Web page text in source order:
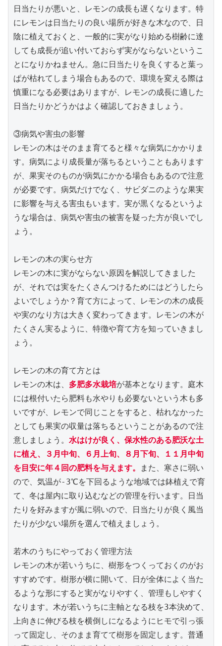
日当たりが悪いと、レモンの成長も遅くなります。特
にレモンは日当たりの良い場所が好きな木なので、日
陰に植えておくと、一般的に実がなり始める樹齢に達
しても成長が追い付いておらず実がならないというこ
とになりかねません。急に日当たりを良くすると葉っ
ぱが枯れてしまう場合もあるので、環境を変える際は
慎重になる必要はありますが、レモンの成長に適した
日当たりかどうかはよく確認しておきましょう。
③病気や害虫の影響
レモンの木はそのまま育てると様々な病気にかかりま
す。病気により成長量が落ちるということもあります
が、果実そのものが病気にかかる場合もあるので注意
が必要です。病気だけでなく、サビダニのような果実
に影響を与える害虫もいます。実が黒くなるというよ
うな場合は、病気や害虫の被害を疑った方が良いでし
ょう。
レモンの木の実らせ方
レモンの木に実がならない原因を解説してきました
が、それでは実をたくさんつけるためにはどうしたら
よいでしょうか？育て方によって、レモンの木の成長
や実のなり方は大きく変わってきます。レモンの木が
たくさん実るように、特徴や育て方を知っていきまし
ょう。
レモンの木の育て方とは
レモンの木は、 多肥多水栽培が基本となります。庭木
には根付いたら肥料も水やりも必要ないという木も多
いですが、レモンで同じことをすると、枯れなかった
としても果実の収量は落ちるということがあるので注
意しましょう。 水はけが良く、保水性のある肥沃な土
に植え、３月中旬、６月上旬、８月下旬、１１月中旬
を目安に年４回の肥料を与えます。
また、寒さに弱い
ので、気温が‐3℃を下回るような地域では鉢植えで育
て、冬は屋内に取り込むなどの管理を行います。日当
たりを好みますが風に弱いので、日当たりが良く風当
たりが少ない場所を選んで植えましょう。
若木のうちにやっておく管理方法
レモンの木が若いうちに、樹形をつくっておくのがお
すすめです。樹形が横に開いて、日が全体によく当た
るような形にすると実がなりやすく、管理もしやすく
なります。木が若いうちに主軸となる枝を3本決めて、
上向きに伸びる枝を横倒しになるようにヒモで引っ張
って固定し、そのまま育てて樹形を固定します。普通